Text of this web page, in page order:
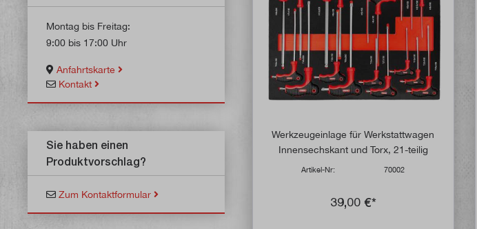
Montag bis Freitag:
9:00 bis 17:00 Uhr
Anfahrtskarte
Kontakt
Sie haben einen
Produktvorschlag?
Zum Kontaktformular
Werkzeugeinlage für Werkstattwagen
Innensechskant und Torx, 21-teilig
Artikel-Nr: 70002
39,00 €*